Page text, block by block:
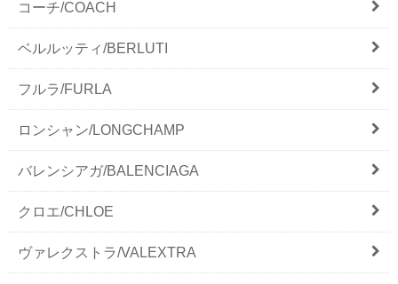
コーチ/COACH
ベルルッティ/BERLUTI
フルラ/FURLA
ロンシャン/LONGCHAMP
バレンシアガ/BALENCIAGA
クロエ/CHLOE
ヴァレクストラ/VALEXTRA